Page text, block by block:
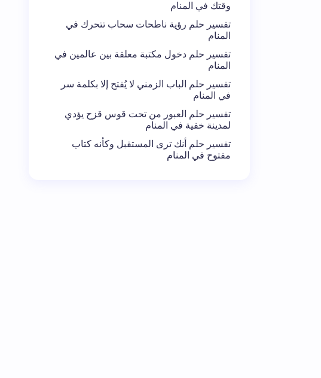
وقتك في المنام
تفسير حلم رؤية ناطحات سحاب تتحرك في
المنام
تفسير حلم دخول مكتبة معلقة بين عالمين في
المنام
تفسير حلم الباب الزمني لا يُفتح إلا بكلمة سر
في المنام
تفسير حلم العبور من تحت قوس قزح يؤدي
لمدينة خفية في المنام
تفسير حلم أنك ترى المستقبل وكأنه كتاب
مفتوح في المنام